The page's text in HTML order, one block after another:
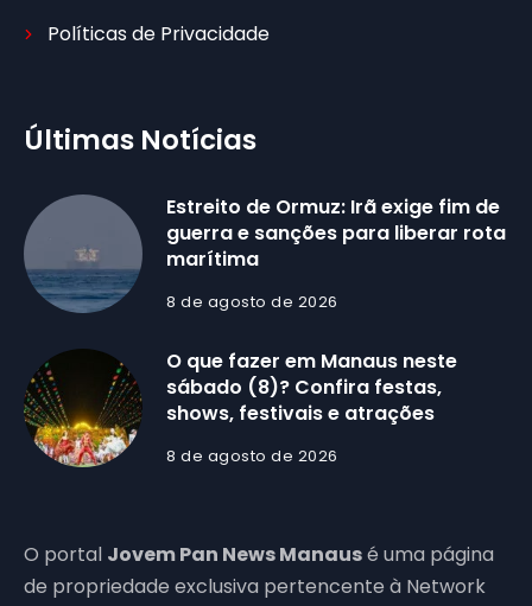
Políticas de Privacidade
Últimas Notícias
Estreito de Ormuz: Irã exige fim de
guerra e sanções para liberar rota
marítima
8 de agosto de 2026
O que fazer em Manaus neste
sábado (8)? Confira festas,
shows, festivais e atrações
8 de agosto de 2026
O portal Jovem Pan News Manausé uma página
de propriedade exclusiva pertencente à Network